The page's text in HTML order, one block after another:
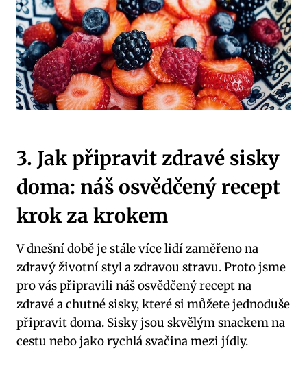
3. Jak připravit zdravé sisky
doma: náš osvědčený recept
krok za krokem
V dnešní době je stále více lidí zaměřeno na
zdravý životní styl a zdravou stravu. Proto jsme
pro vás připravili náš osvědčený recept na
zdravé a chutné sisky, které si můžete jednoduše
připravit doma. Sisky jsou skvělým snackem na
cestu nebo jako rychlá svačina mezi jídly.